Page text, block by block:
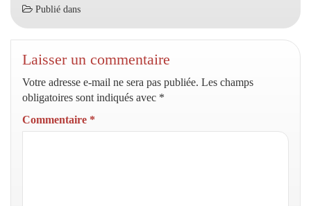
Publié dans
Laisser un commentaire
Votre adresse e-mail ne sera pas publiée. Les champs
obligatoires sont indiqués avec *
Commentaire *